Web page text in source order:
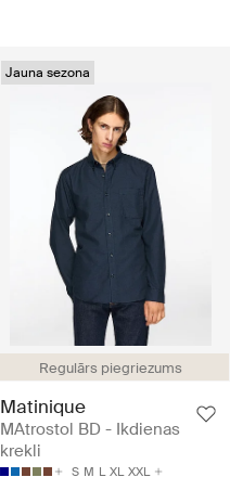
Regulārs piegriezums
Jauna sezona
Matinique
MAtrostol BD - Ikdienas
krekli
S M L XL XXL